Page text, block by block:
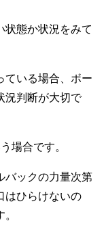
状態か状況をみて
ている場合、ボー
況判断が大切で
場合です。
バックの力量次第
はひらけないの